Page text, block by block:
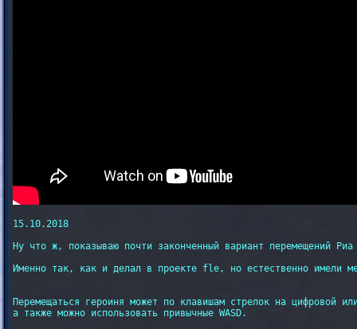
15.10.2018
Ну что ж, показываю почти законченный вариант перемещений
Именно так, как и делал в проекте fle, но естественно имели
Перемещаться героиня может по клавишам стрелок на цифровой
а также можно использовать привычные WASD.